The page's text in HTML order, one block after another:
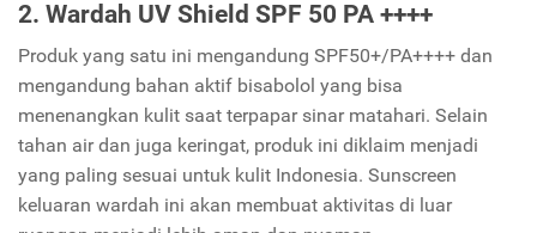
2. Wardah UV Shield SPF 50 PA ++++
Produk yang satu ini mengandung SPF50+/PA++++ dan
mengandung bahan aktif bisabolol yang bisa
menenangkan kulit saat terpapar sinar matahari. Selain
tahan air dan juga keringat, produk ini diklaim menjadi
yang paling sesuai untuk kulit Indonesia. Sunscreen
keluaran wardah ini akan membuat aktivitas di luar